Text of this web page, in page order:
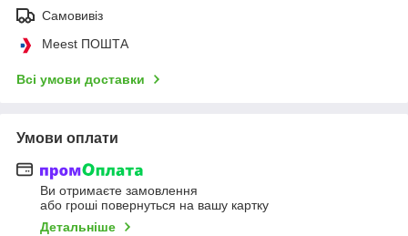
Самовивіз
Meest ПОШТА
Всі умови доставки
Умови оплати
Ви отримаєте замовлення
або гроші повернуться на вашу картку
Детальніше